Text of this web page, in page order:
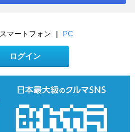
スマートフォン | PC
ログイン